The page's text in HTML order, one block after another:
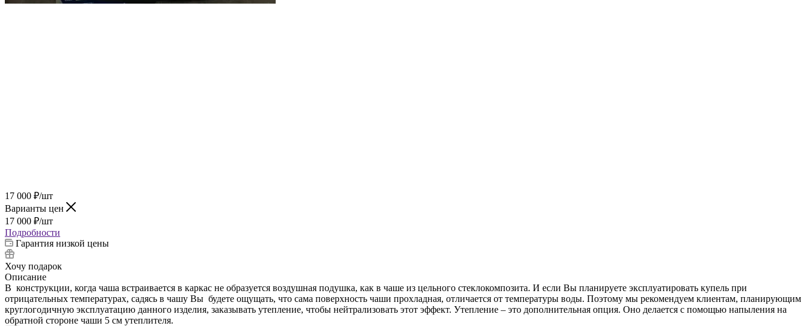
17 000 ₽/шт
Варианты цен
17 000 ₽/шт
Подробности
Гарантия низкой цены
Хочу подарок
Описание
В конструкции, когда чаша встраивается в каркас не образуется воздушная подушка, как в чаше из цельного стеклокомпозита. И если Вы планируете эксплуатировать купель при
отрицательных температурах, садясь в чашу Вы будете ощущать, что сама поверхность чаши прохладная, отличается от температуры воды. Поэтому мы рекомендуем клиентам, планирующим
круглогодичную эксплуатацию данного изделия, заказывать утепление, чтобы нейтрализовать этот эффект. Утепление – это дополнительная опция. Оно делается с помощью напыления на
обратной стороне чаши 5 см утеплителя.